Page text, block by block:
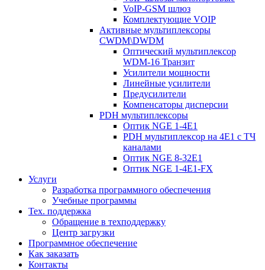
VoIP-GSM шлюз
Комплектующие VOIP
Активные мультиплексоры
CWDM\DWDM
Оптический мультиплексор
WDM-16 Транзит
Усилители мощности
Линейные усилители
Предусилители
Компенсаторы дисперсии
PDH мультиплексоры
Оптик NGE 1-4E1
PDH мультиплексор на 4Е1 с ТЧ
каналами
Оптик NGE 8-32E1
Оптик NGE 1-4E1-FX
Услуги
Разработка программного обеспечения
Учебные программы
Тех. поддержка
Обращение в техподдержку
Центр загрузки
Программное обеспечение
Как заказать
Контакты